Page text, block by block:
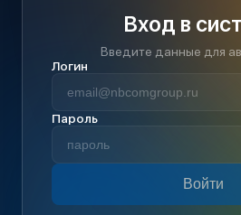
Вход в
Введите данные для
Логин
Пароль
Войти